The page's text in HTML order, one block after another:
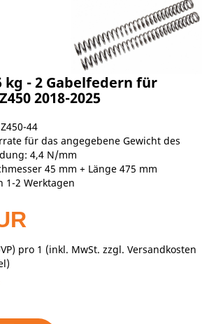
kg - 2 Gabelfedern für
2018-2025
44
für das angegebene Gewicht des
4,4 N/mm
45 mm + Länge 475 mm
1-2 Werktagen
) pro 1 (inkl. MwSt. zzgl. Versandkosten
)